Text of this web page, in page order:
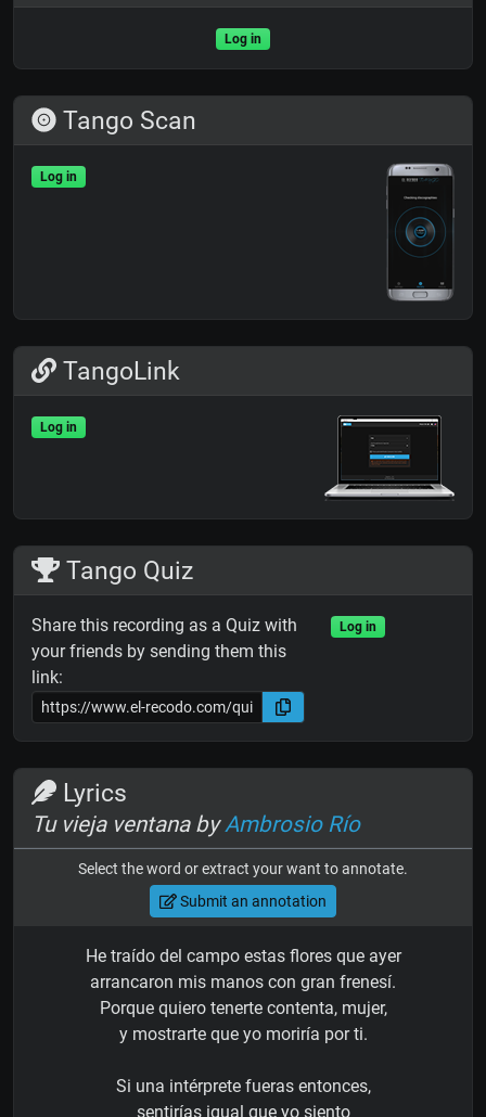
Log in
Tango Scan
Log in
TangoLink
Log in
Tango Quiz
Share this recording as a Quiz with
your friends by sending them this
link:
Log in
Lyrics
Tu vieja ventana byAmbrosio Río
Select the word or extract your want to annotate.
Submit an annotation
He traído del campo estas flores que ayer
arrancaron mis manos con gran frenesí.
Porque quiero tenerte contenta, mujer,
y mostrarte que yo moriría por ti.
Si una intérprete fueras entonces,
sentirías igual que yo siento